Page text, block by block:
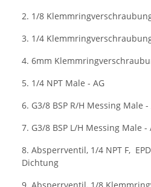
2. 1/8
3. 1/4
4. 6mm
5. 1/4 NPT Male - AG
6. G3/8 BSP R/H Messing Male -
7. G3/8 BSP L/H Messing Male -
8. Absperrventil, 1/4 NPT F,
Dichtung
9. Absperrventil, 1/8